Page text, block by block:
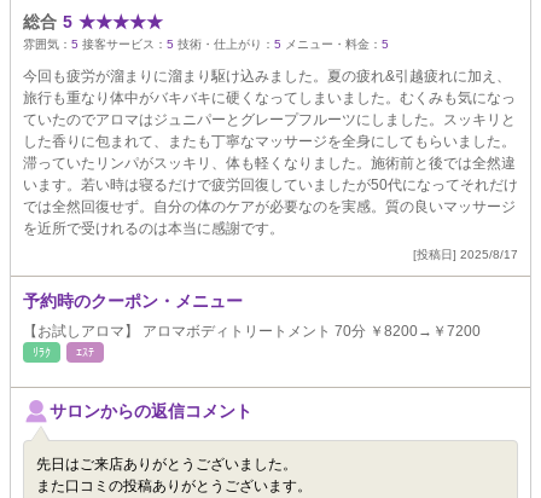
総合 5 ★★★★★
雰囲気： 5 接客サービス： 5 技術・仕上がり： 5 メニュー・料金： 5
今回も疲労が溜まりに溜まり駆け込みました。夏の疲れ&引越疲れに加え、
旅行も重なり体中がバキバキに硬くなってしまいました。むくみも気になっ
ていたのでアロマはジュニパーとグレープフルーツにしました。スッキリと
した香りに包まれて、またも丁寧なマッサージを全身にしてもらいました。
滞っていたリンパがスッキリ、体も軽くなりました。施術前と後では全然違
います。若い時は寝るだけで疲労回復していましたが50代になってそれだけ
では全然回復せず。自分の体のケアが必要なのを実感。質の良いマッサージ
を近所で受けれるのは本当に感謝です。
[投稿日] 2025/8/17
予約時のクーポン・メニュー
【お試しアロマ】 アロマボディトリートメント 70分 ￥8200→￥7200
ﾘﾗｸ ｴｽﾃ
サロンからの返信コメント
先日はご来店ありがとうございました。
また口コミの投稿ありがとうございます。